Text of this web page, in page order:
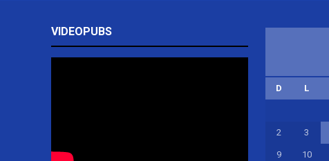
VIDEOPUBS
D L
2 3
9 10